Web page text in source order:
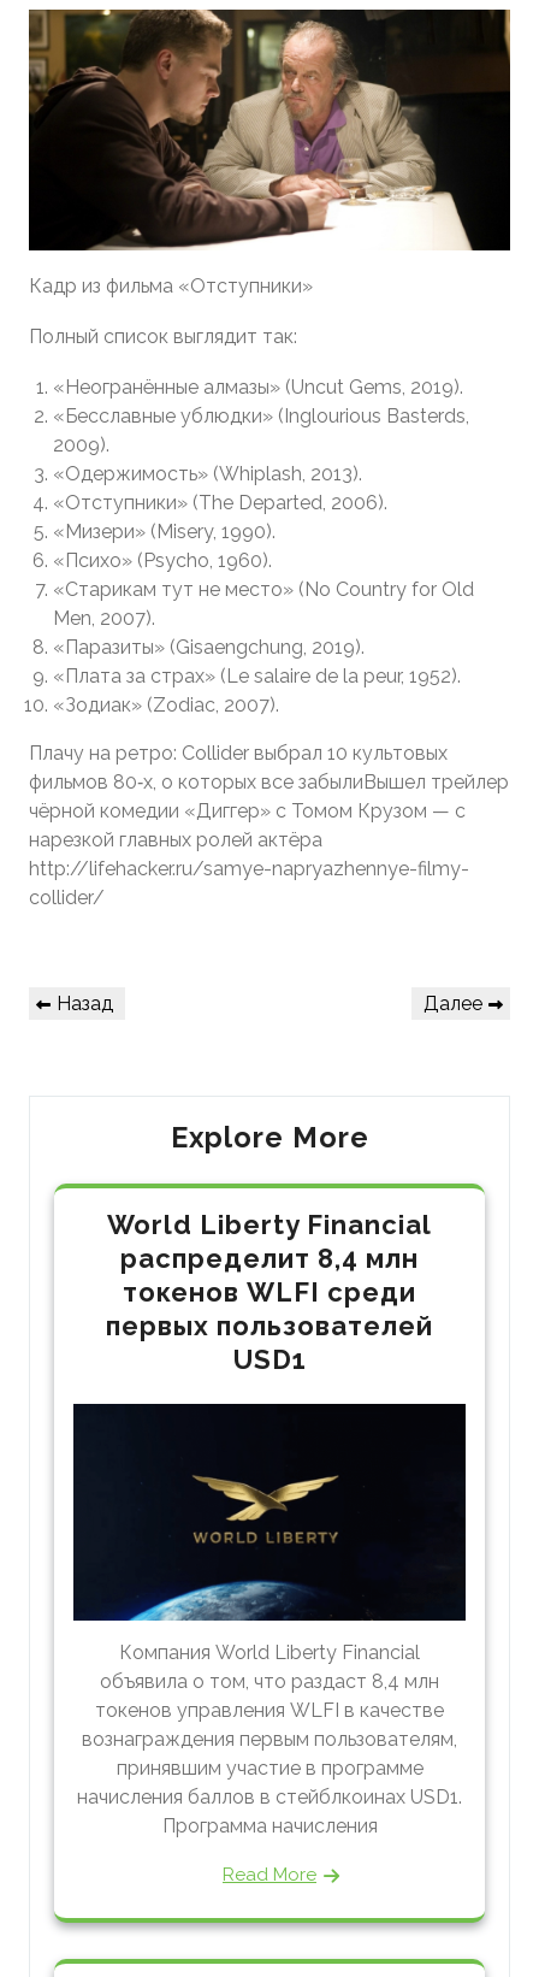
Кадр из фильма «Отступники»
Полный список выглядит так:
«Неогранённые алмазы» (Uncut Gems, 2019).
«Бесславные ублюдки» (Inglourious Basterds,
2009).
«Одержимость» (Whiplash, 2013).
«Отступники» (The Departed, 2006).
«Мизери» (Misery, 1990).
«Психо» (Psycho, 1960).
«Старикам тут не место» (No Country for Old
Men, 2007).
«Паразиты» (Gisaengchung, 2019).
«Плата за страх» (Le salaire de la peur, 1952).
«Зодиак» (Zodiac, 2007).
Плачу на ретро: Collider выбрал 10 культовых
фильмов 80‑х, о которых все забылиВышел трейлер
чёрной комедии «Диггер» с Томом Крузом — с
нарезкой главных ролей актёра
http://lifehacker.ru/samye-napryazhennye-filmy-
collider/
Навигация
Предыдущая
Назад
Следующая
Далее
Explore More
World Liberty Financial
распределит 8,4 млн
токенов WLFI среди
первых пользователей
USD1
Компания World Liberty Financial
объявила о том, что раздаст 8,4 млн
токенов управления WLFI в качестве
вознаграждения первым пользователям,
принявшим участие в программе
начисления баллов в стейблкоинах USD1.
Программа начисления
Read More